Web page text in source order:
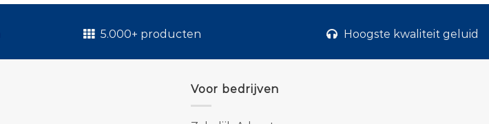
5.000+ producten Hoogste kwaliteit geluid
Voor bedrijven